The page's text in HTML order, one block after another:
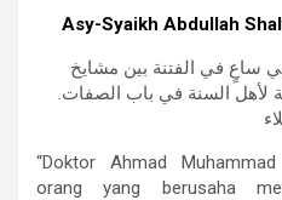
Asy-Syaikh Abdullah
ساعٍ في الفتنة بين مشايخ
لأهل السنة في باب الصفات.
“Doktor Ahmad
orang yang berusaha